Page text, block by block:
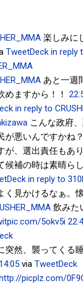
楽しみに
TweetDeck in reply
あと一週
めますから！！
in reply to
こんな政府
が悪いんですかね
が、選出責任もあ
候補の時は素晴ら
in reply to
く見かけるなぁ。懐
飲みた
5okv5i
突然、襲ってくる
14:05 via TweetDeck
picplz.com/